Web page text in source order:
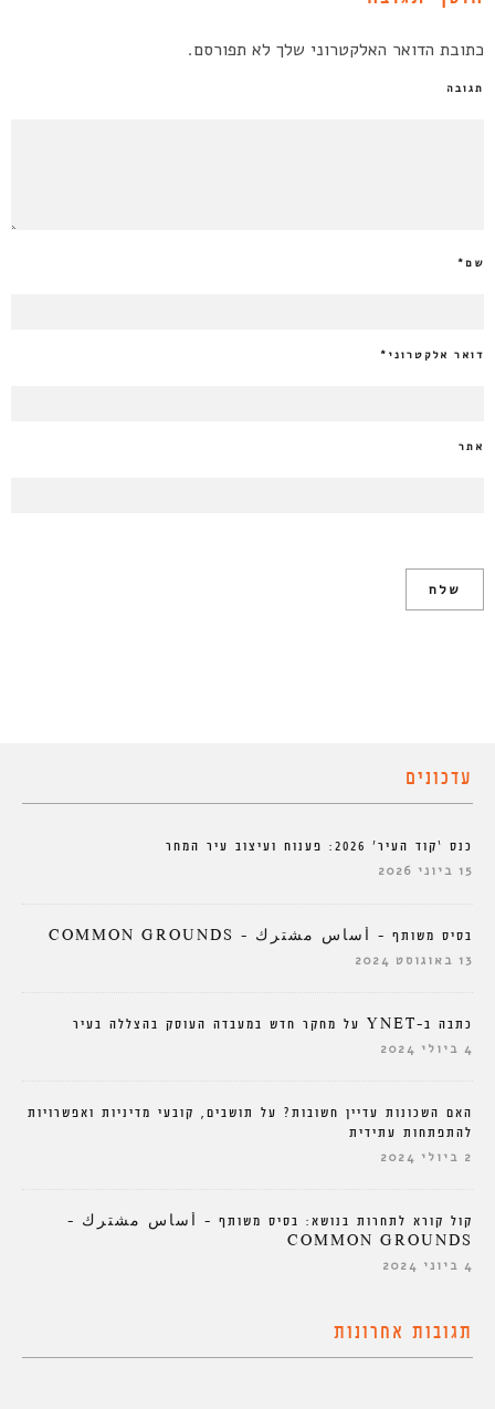
כתובת הדואר האלקטרוני שלך לא תפורסם.
תגובה
שם*
דואר אלקטרוני *
אתר
עדכונים
כנס ‘קוד העיר’ 2026: פענוח ועיצוב עיר המחר
15 ביוני 2026
בסיס משותף – أساس مشترك – COMMON GROUNDS
13 באוגוסט 2024
כתבה ב-YNET על מחקר חדש במעבדה העוסק בהצללה בעיר
4 ביולי 2024
האם השכונות עדיין חשובות? על תושבים, קובעי מדיניות ואפשרויות
להתפתחות עתידית
2 ביולי 2024
קול קורא לתחרות בנושא: בסיס משותף – أساس مشترك –
COMMON GROUNDS
4 ביוני 2024
תגובות אחרונות